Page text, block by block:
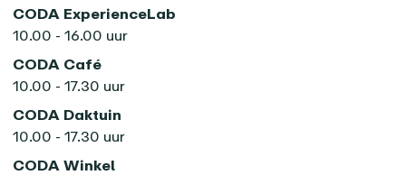
CODA ExperienceLab
10.00 - 16.00 uur
CODA Café
10.00 - 17.30 uur
CODA Daktuin
10.00 - 17.30 uur
CODA Winkel